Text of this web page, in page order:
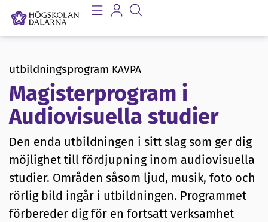
utbildningsprogram KAVPA
Magisterprogram i
Audiovisuella studier
Den enda utbildningen i sitt slag som ger dig
möjlighet till fördjupning inom audiovisuella
studier. Områden såsom ljud, musik, foto och
rörlig bild ingår i utbildningen. Programmet
förbereder dig för en fortsatt verksamhet